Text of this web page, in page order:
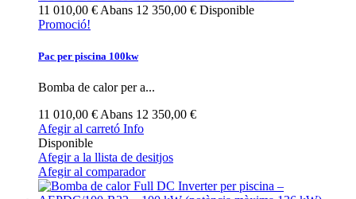
11 010,00 € Abans 12 350,00 € Disponible
Promoció!
Pac per piscina 100kw
Bomba de calor per a...
11 010,00 € Abans 12 350,00 €
Afegir al carretó Info
Disponible
Afegir a la llista de desitjos
Afegir al comparador